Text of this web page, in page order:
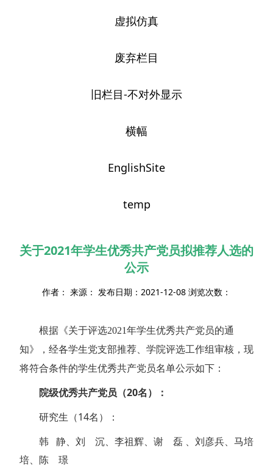
虚拟仿真
废弃栏目
旧栏目-不对外显示
横幅
EnglishSite
temp
关于2021年学生优秀共产党员拟推荐人选的
公示
作者： 来源： 发布日期：2021-12-08 浏览次数：
根据《关于评选2021年学生优秀共产党员的通
知》，经各学生党支部推荐、学院评选工作组审核，现
将符合条件的学生优秀共产党员名单公示如下：
院级优秀共产党员（20名）：
研究生（14名）：
韩 静、刘 沉、李祖辉、谢 磊 、刘彦兵、马培
培、陈 璟